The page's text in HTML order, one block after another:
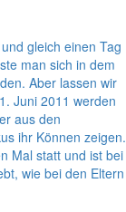
gleich einen Tag
man sich in dem
Aber lassen wir
Juni 2011 werden
aus den
ihr Können zeigen.
Mal statt und ist bei
wie bei den Eltern